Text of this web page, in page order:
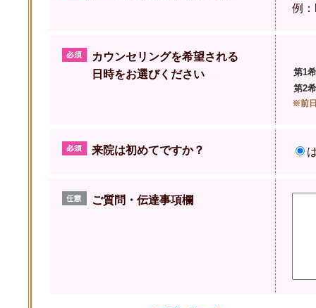
例
カウンセリングを希望される
日時をお選びください
第1
第2
※前
来院は初めてですか？
ご質問・伝達事項欄